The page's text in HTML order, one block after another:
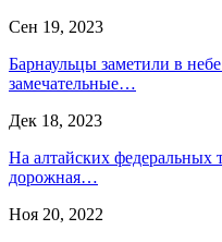
Сен 19, 2023
Барнаульцы заметили в
замечательные…
Дек 18, 2023
На алтайских федеральных
дорожная…
Ноя 20, 2022